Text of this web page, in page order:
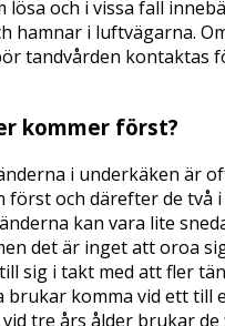
lösa och i vissa fall
hamnar i luftvägarna.
tandvården kontaktas
kommer först?
i underkäken är
först och därefter de två i
kan vara lite
det är inget att oroa
sig i takt med att fler
brukar komma vid ett till
tre års ålder brukar